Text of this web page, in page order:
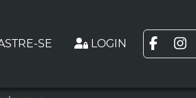
SE LOGIN